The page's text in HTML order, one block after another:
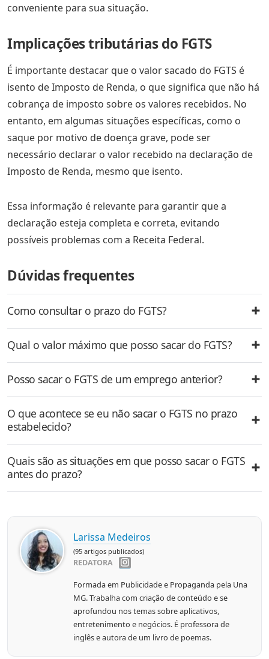
conveniente para sua situação.
Implicações tributárias do FGTS
É importante destacar que o valor sacado do FGTS é
isento de Imposto de Renda, o que significa que não há
cobrança de imposto sobre os valores recebidos. No
entanto, em algumas situações específicas, como o
saque por motivo de doença grave, pode ser
necessário declarar o valor recebido na declaração de
Imposto de Renda, mesmo que isento.
Essa informação é relevante para garantir que a
declaração esteja completa e correta, evitando
possíveis problemas com a Receita Federal.
Dúvidas frequentes
Como consultar o prazo do FGTS?
Qual o valor máximo que posso sacar do FGTS?
Posso sacar o FGTS de um emprego anterior?
O que acontece se eu não sacar o FGTS no prazo
estabelecido?
Quais são as situações em que posso sacar o FGTS
antes do prazo?
Larissa Medeiros
(95 artigos publicados)
REDATORA
Formada em Publicidade e Propaganda pela Una
MG. Trabalha com criação de conteúdo e se
aprofundou nos temas sobre aplicativos,
entretenimento e negócios. É professora de
inglês e autora de um livro de poemas.